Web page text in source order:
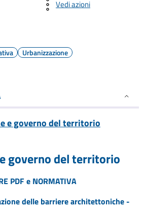
Vedi azioni
Urbanizzazione
e governo del territorio
governo del territorio
PDF e NORMATIVA
delle barriere architettoniche -